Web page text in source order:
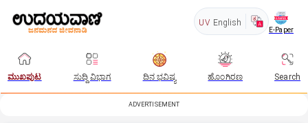
UV English
E-Paper
ಮುಖಪುಟ ಸುದ್ದಿ ವಿಭಾಗ ದಿನ ಭವಿಷ್ಯ ಹೊಂಗಿರಣ Search
ADVERTISEMENT